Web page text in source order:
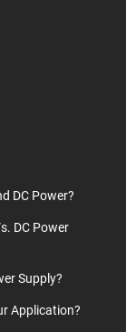
DC Power?
DC Power
Supply?
Application?